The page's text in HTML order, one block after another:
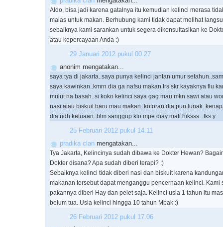
Aldo, bisa jadi karena gatalnya itu kemudian kelinci merasa
malas untuk makan. Berhubung kami tidak dapat melihat
sebaiknya kami sarankan untuk segera dikonsultasikan ke
atau kepercayaan Anda :)
29 Januari 2012 pukul 00.27
anonim mengatakan...
saya tya di jakarta..saya punya kelinci jantan umur
saya kawinkan..kmrn dia ga nafsu makan.trs skr kayaknya flu
mulut na basah..si koko kelinci saya gag mau mkn sawi atau
nasi atau biskuit baru mau makan..kotoran dia pun
dia udh ketuaan..blm sanggup klo mpe diay mati hiksss...tks y
25 Februari 2012 pukul 14.11
pradika clan mengatakan...
Tya Jakarta, Kelincinya sudah dibawa ke Dokter Hewan?
Dokter disana? Apa sudah diberi terapi? :)
Sebaiknya kelinci tidak diberi nasi dan biskuit karena
makanan tersebut dapat menganggu pencernaan kelinci. Kami
pakannya diberi Hay dan pelet saja. Kelinci usia 1 tahun itu
belum tua. Usia kelinci hingga 10 tahun Mbak :)
26 Februari 2012 pukul 17.06